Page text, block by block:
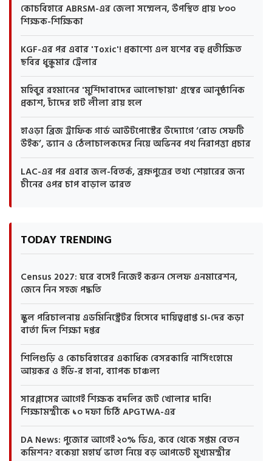
কোচবিহারে ABRSM-এর জেলা সম্মেলন, উপস্থিত প্রায় ৮০০
শিক্ষক-শিক্ষিকা
KGF-এর পর এবার 'Toxic'! প্রকাশ্যে এল যশের বহু প্রতীক্ষিত
ছবির ধুন্ধুমার ট্রেলার
মহিবুর রহমানের 'মুর্শিদাবাদের আলোছায়া' গ্রন্থের আনুষ্ঠানিক
প্রকাশ, চাঁদের হাট লীলা রায় হলে
হাওড়া ব্রিজ ট্রাফিক গার্ড আউটপোস্টের উদ্যোগে ‘রোড সেফটি
উইক’, ভ্যান ও ঠেলাচালকদের নিয়ে অভিনব পথ নিরাপত্তা প্রচার
LAC-এর পর এবার জল-বিতর্ক, ব্রহ্মপুত্রের তথ্য শেয়ারের জন্য
চীনের ওপর চাপ বাড়াল ভারত
TODAY TRENDING
Census 2027: ঘরে বসেই নিজেই করুন সেলফ এনমারেশন,
জেনে নিন সহজ পদ্ধতি
স্কুল পরিচালনায় এডমিনিস্ট্রেটর হিসেবে দায়িত্বপ্রাপ্ত SI-দের কড়া
বার্তা দিল শিক্ষা দপ্তর
শিলিগুড়ি ও কোচবিহারের একাধিক বেসরকারি নার্সিংহোমে
আয়কর ও ইডি-র হানা, ব্যাপক চাঞ্চল্য
সারপ্লাসের আগেই শিক্ষক বদলির জট খোলার দাবি!
শিক্ষামন্ত্রীকে ১০ দফা চিঠি APGTWA-এর
DA News: পুজোর আগেই ২০% ডিএ, কবে থেকে সপ্তম বেতন
কমিশন? বকেয়া মহার্ঘ ভাতা নিয়ে বড় আপডেট মুখ্যমন্ত্রীর